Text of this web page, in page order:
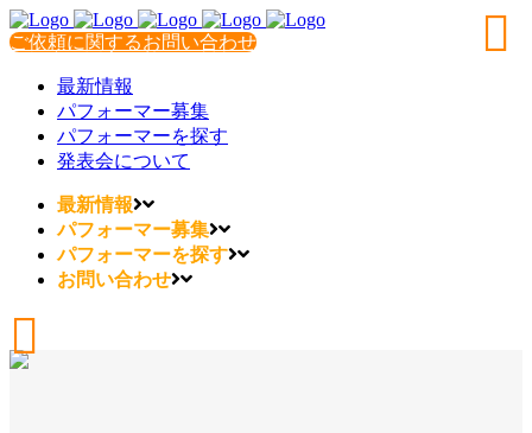
ご依頼に関するお問い合わせ
最新情報
パフォーマー募集
パフォーマーを探す
発表会について
最新情報
パフォーマー募集
パフォーマーを探す
お問い合わせ